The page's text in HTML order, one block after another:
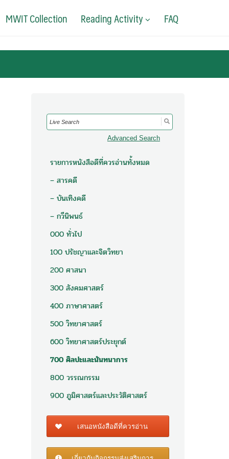
MWIT Collection Reading Activity FAQ
Search
for:
Advanced Search
รายการหนังสือดีที่ควรอ่านทั้งหมด
– สารคดี
– บันเทิงคดี
– กวีนิพนธ์
000 ทั่วไป
100 ปรัชญาและจิตวิทยา
200 ศาสนา
300 สังคมศาสตร์
400 ภาษาศาสตร์
500 วิทยาศาสตร์
600 วิทยาศาสตร์ประยุกต์
700 ศิลปะและนันทนาการ
800 วรรณกรรม
900 ภูมิศาสตร์และประวัติศาสตร์
เสนอหนังสือดีที่ควรอ่าน